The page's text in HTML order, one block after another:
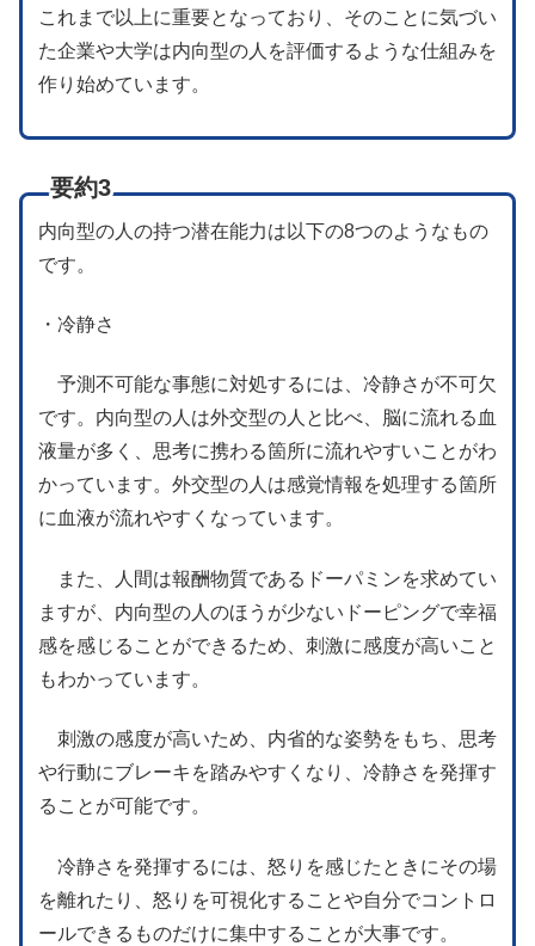
これまで以上に重要となっており、そのことに気づい
た企業や大学は内向型の人を評価するような仕組みを
作り始めています。
要約3
内向型の人の持つ潜在能力は以下の8つのようなもの
です。
・冷静さ
予測不可能な事態に対処するには、冷静さが不可欠
です。内向型の人は外交型の人と比べ、脳に流れる血
液量が多く、思考に携わる箇所に流れやすいことがわ
かっています。外交型の人は感覚情報を処理する箇所
に血液が流れやすくなっています。
また、人間は報酬物質であるドーパミンを求めてい
ますが、内向型の人のほうが少ないドーピングで幸福
感を感じることができるため、刺激に感度が高いこと
もわかっています。
刺激の感度が高いため、内省的な姿勢をもち、思考
や行動にブレーキを踏みやすくなり、冷静さを発揮す
ることが可能です。
冷静さを発揮するには、怒りを感じたときにその場
を離れたり、怒りを可視化することや自分でコントロ
ールできるものだけに集中することが大事です。